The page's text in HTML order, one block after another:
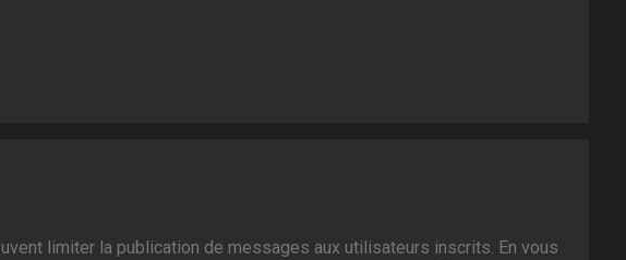
limiter la publication de messages aux utilisateurs inscrits. En vous